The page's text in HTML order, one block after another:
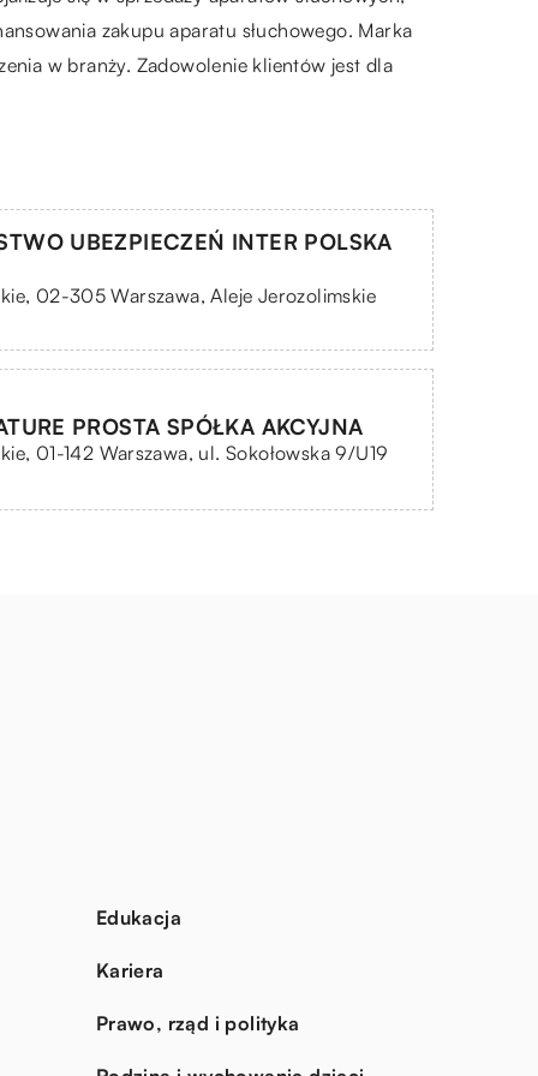
zakupu aparatu słuchowego. Marka
w branży. Zadowolenie klientów jest dla
UBEZPIECZEŃ INTER POLSKA
02-305 Warszawa, Aleje Jerozolimskie
PROSTA SPÓŁKA AKCYJNA
01-142 Warszawa, ul. Sokołowska 9/U19
Edukacja
Kariera
Prawo, rząd i polityka